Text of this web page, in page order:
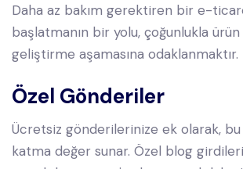
Daha az bakım gerektiren bir e-
başlatmanın bir yolu, çoğunlukla
geliştirme aşamasına odaklanmaktır.
Özel Gönderiler
Ücretsiz gönderilerinize ek olarak,
katma değer sunar. Özel blog